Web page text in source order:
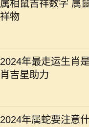
属相鼠吉祥数字 属
祥物
2024年最走运生肖
肖吉星助力
2024年属蛇要注意